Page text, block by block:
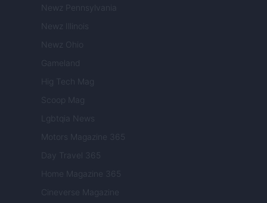
Newz Pennsylvania
Newz Illinois
Newz Ohio
Gameland
Hig Tech Mag
Scoop Mag
Lgbtqia News
Motors Magazine 365
Day Travel 365
Home Magazine 365
Cineverse Magazine